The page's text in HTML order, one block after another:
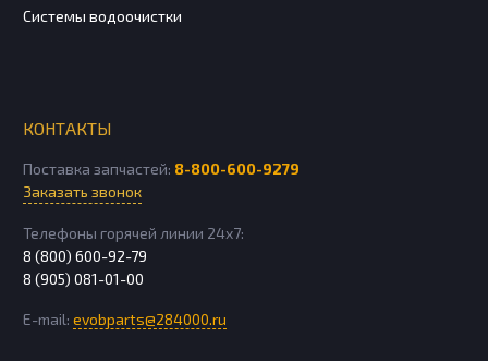
Системы водоочистки
КОНТАКТЫ
Поставка запчастей: 8-800-600-9279
Заказать звонок
Телефоны горячей линии 24х7:
8 (800) 600-92-79
8 (905) 081-01-00
E-mail: evobparts@284000.ru